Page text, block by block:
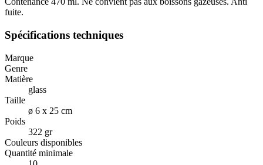
fuite.
Spécifications techniques
Marque
Genre
Matière
glass
Taille
ø 6 x 25 cm
Poids
322 gr
Couleurs disponibles
Quantité minimale